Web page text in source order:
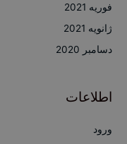
فوریه 2021
ژانویه 2021
دسامبر 2020
اطلاعات
ورود